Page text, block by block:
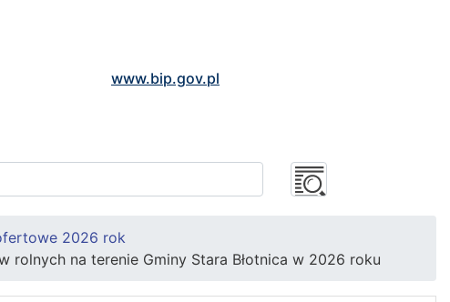
www.bip.gov.pl
2026 rok
na terenie Gminy Stara Błotnica w 2026 roku